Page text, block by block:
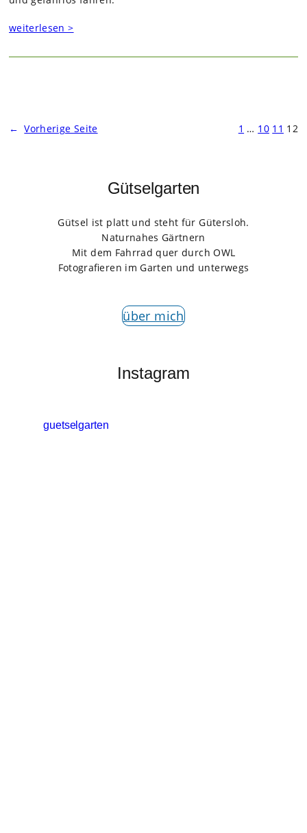
weiterlesen >
← Vorherige Seite 1 … 10 11 12
Gütselgarten
Gütsel ist platt und steht für Gütersloh.
Naturnahes Gärtnern
Mit dem Fahrrad quer durch OWL
Fotografieren im Garten und unterwegs
über mich
Instagram
guetselgarten